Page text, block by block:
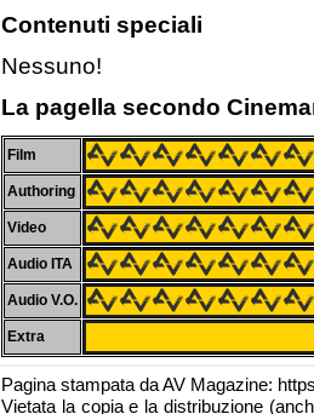
Contenuti speciali
Nessuno!
La pagella secondo
Film
Authoring
Video
Audio ITA
Audio V.O.
Extra
Pagina stampata da AV Magazine:
Vietata la copia e la distribuzione